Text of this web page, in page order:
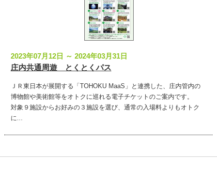
2023年07月12日 ～ 2024年03月31日
庄内共通周遊 とくとくパス
ＪＲ東日本が展開する「TOHOKU MaaS」と連携した、庄内管内の
博物館や美術館等をオトクに巡れる電子チケットのご案内です。
対象９施設からお好みの３施設を選び、通常の入場料よりもオトク
に...